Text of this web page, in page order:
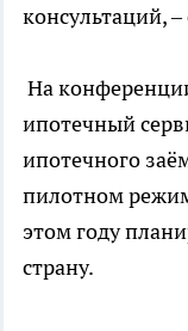
консультаций,
На
ипотечный
ипотечного
пилотном
этом году
страну.